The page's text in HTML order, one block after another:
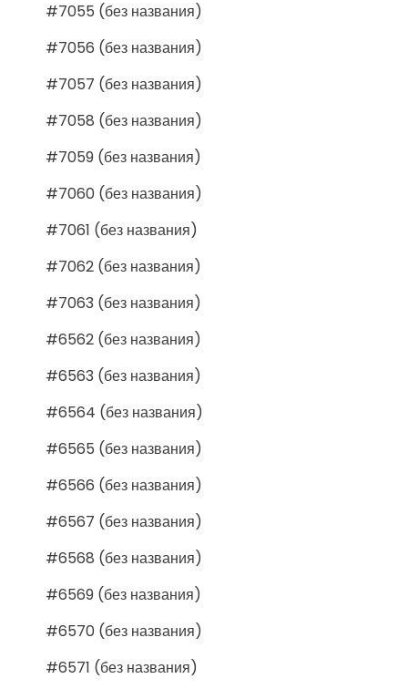
#7055 (без названия)
#7056 (без названия)
#7057 (без названия)
#7058 (без названия)
#7059 (без названия)
#7060 (без названия)
#7061 (без названия)
#7062 (без названия)
#7063 (без названия)
#6562 (без названия)
#6563 (без названия)
#6564 (без названия)
#6565 (без названия)
#6566 (без названия)
#6567 (без названия)
#6568 (без названия)
#6569 (без названия)
#6570 (без названия)
#6571 (без названия)